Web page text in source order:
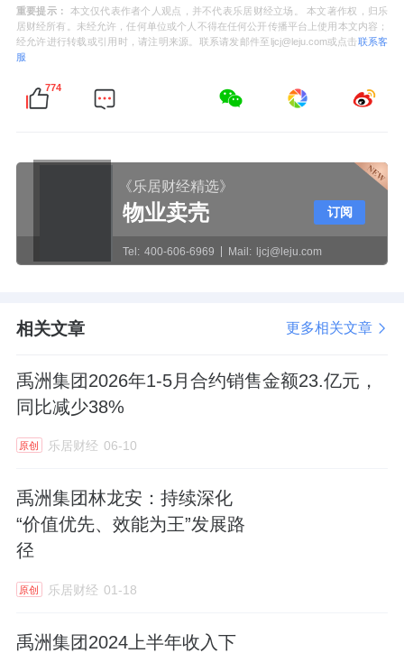
重要提示：
本文仅代表作者个人观点，并不代表乐居财经立场。 本文著作权，归乐
居财经所有。未经允许，任何单位或个人不得在任何公开传播平台上使用本文内容；
经允许进行转载或引用时，请注明来源。联系请发邮件至ljcj@leju.com或点击联系客
服
774
《乐居财经精选》
物业卖壳
Tel: 400-606-6969 Mail: ljcj@leju.com
订阅
相关文章 更多相关文章
禹洲集团2026年1-5月合约销售金额23.亿元，
同比减少38%
原创 乐居财经 06-10
禹洲集团林龙安：持续深化
“价值优先、效能为王”发展路
径
原创 乐居财经 01-18
禹洲集团2024上半年收入下